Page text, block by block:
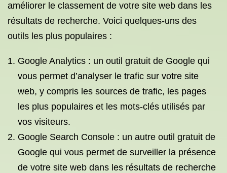
améliorer le classement de votre site web dans les
résultats de recherche. Voici quelques-uns des
outils les plus populaires :
Google Analytics : un outil gratuit de Google qui
vous permet d’analyser le trafic sur votre site
web, y compris les sources de trafic, les pages
les plus populaires et les mots-clés utilisés par
vos visiteurs.
Google Search Console : un autre outil gratuit de
Google qui vous permet de surveiller la présence
de votre site web dans les résultats de recherche